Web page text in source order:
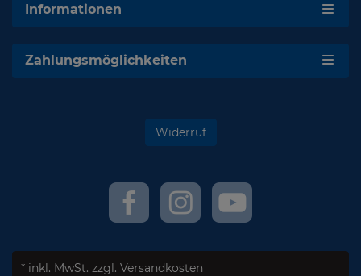
Informationen
Zahlungsmöglichkeiten
Widerruf
* inkl. MwSt. zzgl. Versandkosten